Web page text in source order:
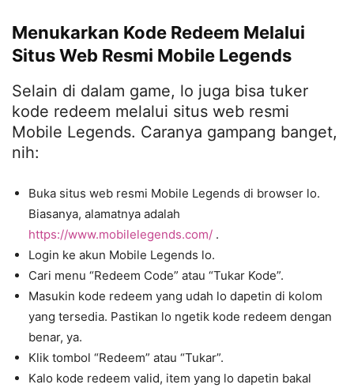
Menukarkan Kode Redeem Melalui
Situs Web Resmi Mobile Legends
Selain di dalam game, lo juga bisa tuker
kode redeem melalui situs web resmi
Mobile Legends. Caranya gampang banget,
nih:
Buka situs web resmi Mobile Legends di browser lo.
Biasanya, alamatnya adalah
https://www.mobilelegends.com/ .
Login ke akun Mobile Legends lo.
Cari menu “Redeem Code” atau “Tukar Kode”.
Masukin kode redeem yang udah lo dapetin di kolom
yang tersedia. Pastikan lo ngetik kode redeem dengan
benar, ya.
Klik tombol “Redeem” atau “Tukar”.
Kalo kode redeem valid, item yang lo dapetin bakal